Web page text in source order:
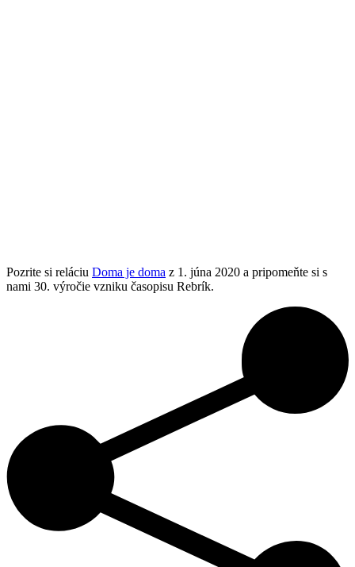
Pozrite si reláciu Doma je doma z 1. júna 2020 a pripomeňte si s
nami 30. výročie vzniku časopisu Rebrík.